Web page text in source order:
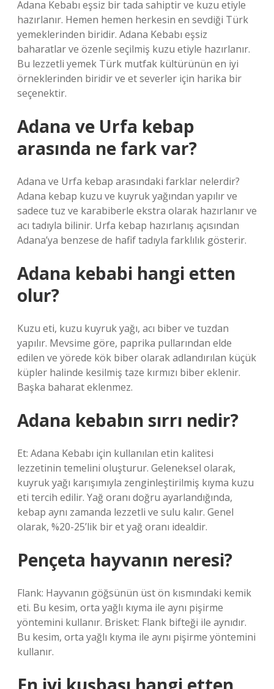
Adana Kebabı eşsiz bir tada sahiptir ve kuzu etiyle
hazırlanır. Hemen hemen herkesin en sevdiği Türk
yemeklerinden biridir. Adana Kebabı eşsiz
baharatlar ve özenle seçilmiş kuzu etiyle hazırlanır.
Bu lezzetli yemek Türk mutfak kültürünün en iyi
örneklerinden biridir ve et severler için harika bir
seçenektir.
Adana ve Urfa kebap
arasında ne fark var?
Adana ve Urfa kebap arasındaki farklar nelerdir?
Adana kebap kuzu ve kuyruk yağından yapılır ve
sadece tuz ve karabiberle ekstra olarak hazırlanır ve
acı tadıyla bilinir. Urfa kebap hazırlanış açısından
Adana’ya benzese de hafif tadıyla farklılık gösterir.
Adana kebabi hangi etten
olur?
Kuzu eti, kuzu kuyruk yağı, acı biber ve tuzdan
yapılır. Mevsime göre, paprika pullarından elde
edilen ve yörede kök biber olarak adlandırılan küçük
küpler halinde kesilmiş taze kırmızı biber eklenir.
Başka baharat eklenmez.
Adana kebabın sırrı nedir?
Et: Adana Kebabı için kullanılan etin kalitesi
lezzetinin temelini oluşturur. Geleneksel olarak,
kuyruk yağı karışımıyla zenginleştirilmiş kıyma kuzu
eti tercih edilir. Yağ oranı doğru ayarlandığında,
kebap aynı zamanda lezzetli ve sulu kalır. Genel
olarak, %20-25’lik bir et yağ oranı idealdir.
Pençeta hayvanın neresi?
Flank: Hayvanın göğsünün üst ön kısmındaki kemik
eti. Bu kesim, orta yağlı kıyma ile aynı pişirme
yöntemini kullanır. Brisket: Flank bifteği ile aynıdır.
Bu kesim, orta yağlı kıyma ile aynı pişirme yöntemini
kullanır.